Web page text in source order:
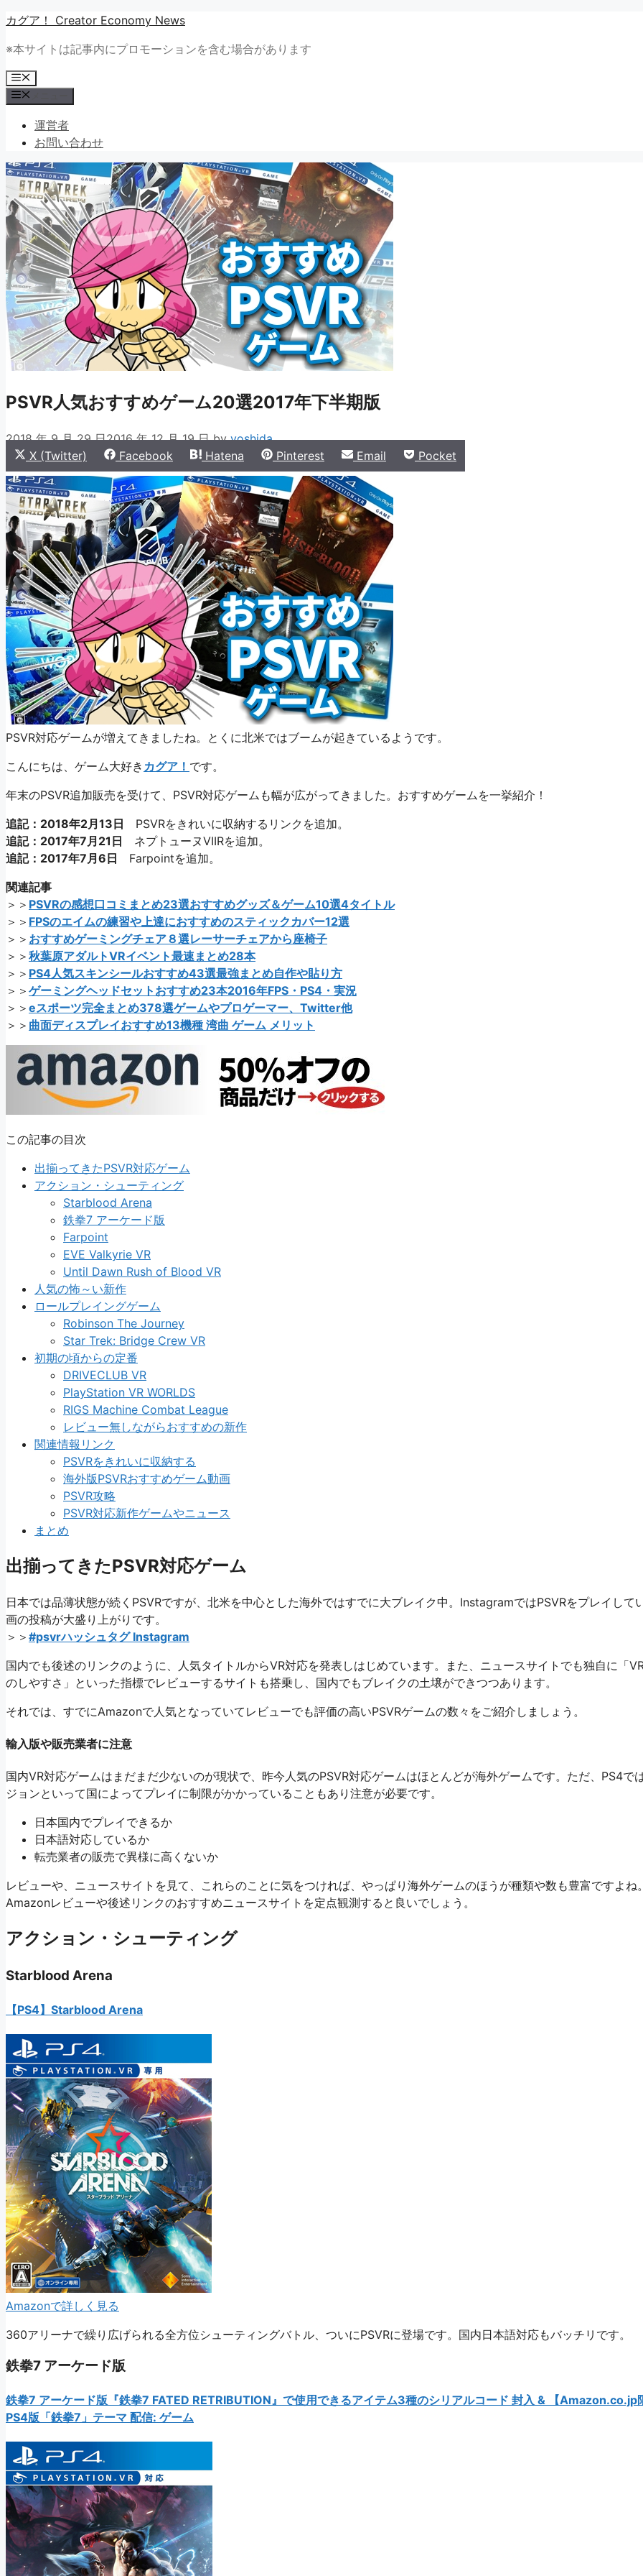
コ
テ
ン
ツ
へ
プ
カグア！ Creator Economy News
※本サイトは記事内にプロモーションを含む場合があります
メ
ニ
ュ
運営者
お問い合わせ
PSVR人気おすすめゲーム20選2017年下半期版
2018 年 9 月 29 日2016 年 12 月 19 日 byyoshida
Share
on
X (Twitter)
Share
on
Facebook
Share
on
Hatena
Share
on
Pinterest
Share
on
Email
Share
on
Pocket
PSVR対応ゲームが増えてきましたね。とくに北米ではブームが起きているようです。
こんにちは、ゲーム大好き カグア！ です。
年末のPSVR追加販売を受けて、PSVR対応ゲームも幅が広がってきました。おすすめゲームを一挙紹介！
追記：2018年2月13日 PSVRをきれいに収納するリンクを追加。
追記：2017年7月21日 ネプトューヌVIIRを追加。
追記：2017年7月6日 Farpointを追加。
関連記事
＞＞ PSVRの感想口コミまとめ23選おすすめグッズ＆ゲーム10選4タイトル
＞＞ FPSのエイムの練習や上達におすすめのスティックカバー12選
＞＞ おすすめゲーミングチェア８選レーサーチェアから座椅子
＞＞ 秋葉原アダルトVRイベント最速まとめ28本
＞＞ PS4人気スキンシールおすすめ43選最強まとめ自作や貼り方
＞＞ ゲーミングヘッドセットおすすめ23本2016年FPS・PS4・実況
＞＞ eスポーツ完全まとめ378選ゲームやプロゲーマー、Twitter他
＞＞ 曲面ディスプレイおすすめ13機種 湾曲 ゲーム メリット
この記事の目次
出揃ってきたPSVR対応ゲーム
アクション・シューティング
Starblood Arena
鉄拳7 アーケード版
Farpoint
EVE Valkyrie VR
Until Dawn Rush of Blood VR
人気の怖～い新作
ロールプレイングゲーム
Robinson The Journey
Star Trek: Bridge Crew VR
初期の頃からの定番
DRIVECLUB VR
PlayStation VR WORLDS
RIGS Machine Combat League
レビュー無しながらおすすめの新作
関連情報リンク
PSVRをきれいに収納する
海外版PSVRおすすめゲーム動画
PSVR攻略
PSVR対応新作ゲームやニュース
まとめ
出揃ってきたPSVR対応ゲーム
日本では品薄状態が続くPSVRですが、北米を中心とした海外ではすでに大ブレイク中。InstagramではPSVRをプレイして
画の投稿が大盛り上がりです。
＞＞ #psvrハッシュタグ Instagram
国内でも後述のリンクのように、人気タイトルからVR対応を発表しはじめています。また、ニュースサイトでも独自に「
のしやすさ」といった指標でレビューするサイトも搭乗し、国内でもブレイクの土壌ができつつあります。
それでは、すでにAmazonで人気となっていてレビューでも評価の高いPSVRゲームの数々をご紹介しましょう。
輸入版や販売業者に注意
国内VR対応ゲームはまだまだ少ないのが現状で、昨今人気のPSVR対応ゲームはほとんどが海外ゲームです。ただ、PS4で
ジョンといって国によってプレイに制限がかかっていることもあり注意が必要です。
日本国内でプレイできるか
日本語対応しているか
転売業者の販売で異様に高くないか
レビューや、ニュースサイトを見て、これらのことに気をつければ、やっぱり海外ゲームのほうが種類や数も豊富ですよね
Amazonレビューや後述リンクのおすすめニュースサイトを定点観測すると良いでしょう。
アクション・シューティング
Starblood Arena
【PS4】Starblood Arena
Amazonで詳しく見る
360アリーナで繰り広げられる全方位シューティングバトル、ついにPSVRに登場です。国内日本語対応もバッチリです。
鉄拳7 アーケード版
鉄拳7 アーケード版『鉄拳7 FATED RETRIBUTION』で使用できるアイテム3種のシリアルコード 封入 & 【Amazon.co.jp
PS4版「鉄拳7」テーマ 配信: ゲーム